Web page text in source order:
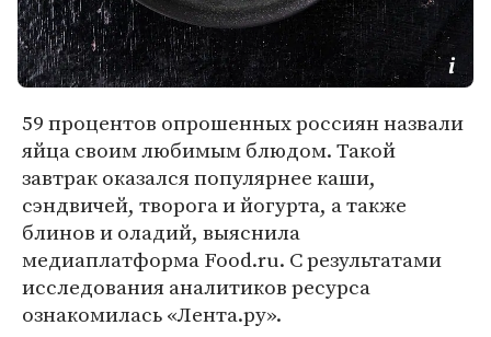
59 процентов опрошенных россиян назвали
яйца своим любимым блюдом. Такой
завтрак оказался популярнее каши,
сэндвичей, творога и йогурта, а также
блинов и оладий, выяснила
медиаплатформа Food.ru. С результатами
исследования аналитиков ресурса
ознакомилась «Лента.ру».